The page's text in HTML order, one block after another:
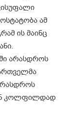
ამ
ის მაინც
არასდროს
კოლფილდად